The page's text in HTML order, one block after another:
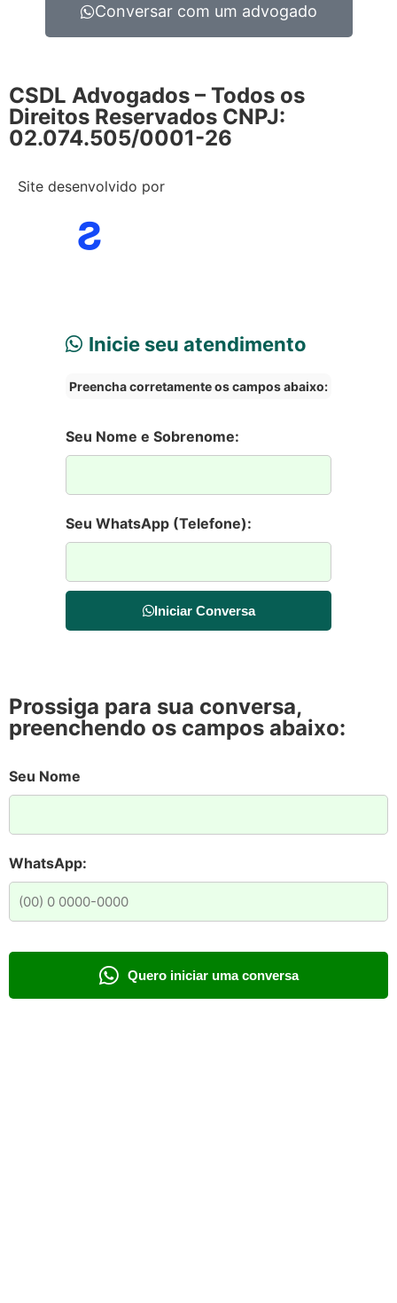
Conversar com um advogado
CSDL Advogados – Todos os
Direitos Reservados CNPJ:
02.074.505/0001-26
Site desenvolvido por
Inicie seu atendimento
Preencha corretamente os campos abaixo:
Seu Nome e Sobrenome:
Seu WhatsApp (Telefone):
Iniciar Conversa
Prossiga para sua conversa,
preenchendo os campos abaixo:
Seu Nome
WhatsApp:
Quero iniciar uma conversa